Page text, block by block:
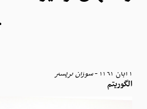
١ آبان ١٣٩٢ -سوزان تریستر
الگوریتم